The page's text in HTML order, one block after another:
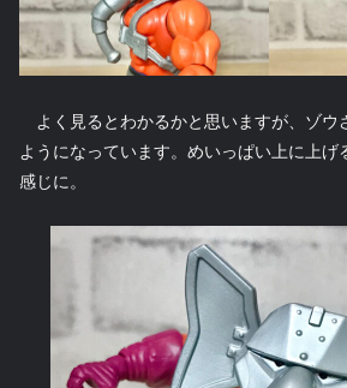
よく見るとわかるかと思いますが、ゾウ
ようになっています。めいっぱい上に上げ
感じに。